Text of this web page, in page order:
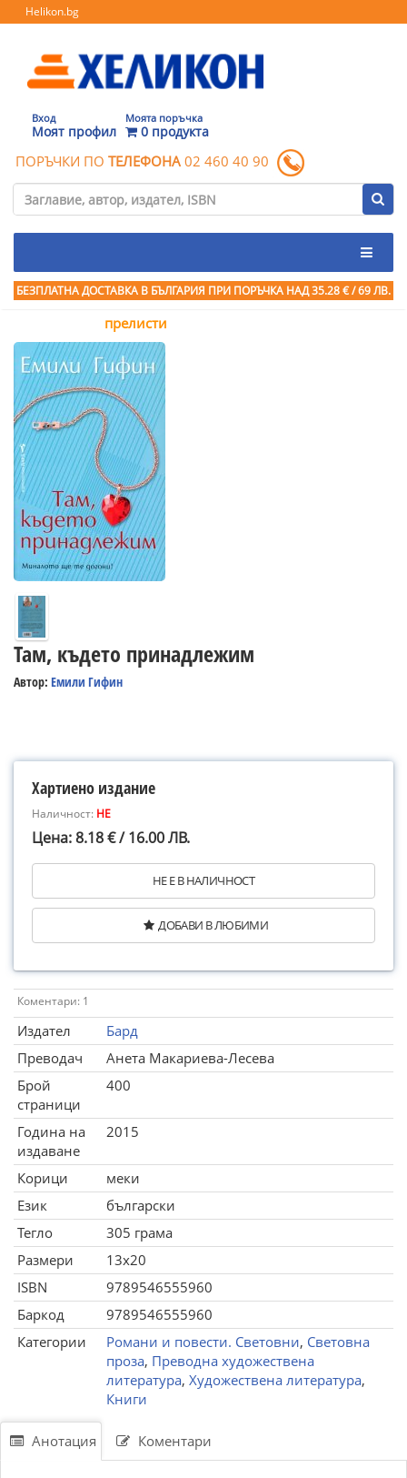
Helikon.bg
Вход
Моят профил
Моята поръчка
0 продукта
ПОРЪЧКИ ПО ТЕЛЕФОНА 02 460 40 90
БЕЗПЛАТНА ДОСТАВКА В БЪЛГАРИЯ ПРИ ПОРЪЧКА НАД 35.28 € / 69 ЛВ.
прелисти
Там, където принадлежим
Автор: Емили Гифин
Хартиено издание
Наличност: НЕ
Цена: 8.18 € / 16.00 ЛВ.
НЕ Е В НАЛИЧНОСТ
ДОБАВИ В ЛЮБИМИ
Коментари: 1
Издател
Бард
Преводач
Анета Макариева-Лесева
Брой
страници
400
Година на
издаване
2015
Корици
меки
Език
български
Тегло
305 грама
Размери
13x20
ISBN
9789546555960
Баркод
9789546555960
Категории
Романи и повести. Световни, Световна
проза, Преводна художествена
литература, Художествена литература,
Книги
Анотация Коментари